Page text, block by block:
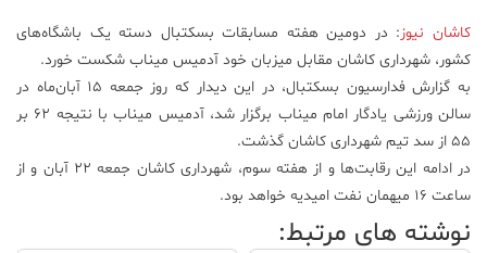
زیست
علم
و
فناوری
عکس
کاشان نیوز : در دومین هفته مسابقات بسکتبال دسته یک باشگاه‌های
کشور، شهرداری کاشان مقابل میزبان خود آدمیس میناب شکست خورد.
به گزارش فدارسیون بسکتبال، در این دیدار که روز جمعه ۱۵ آبان‌ماه در
سالن ورزشی یادگار امام میناب برگزار شد، آدمیس میناب با نتیجه ۶۲ بر
۵۵ از سد تیم شهرداری کاشان گذشت.
در ادامه این رقابت‌ها و از هفته سوم، شهرداری کاشان جمعه ۲۲ آبان و از
ساعت ۱۶ میهمان نفت امیدیه خواهد بود.
نوشته های مرتبط: